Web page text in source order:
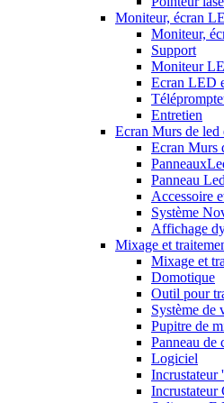
Moniteur, écran
Moniteur,
Support
Moniteur
Ecran LED
Entretien
Ecran Murs de led
Ecran Murs
Panneau
Accessoire
Système
Affichage
Mixage et
Mixage et
Domotique
Outil pour
Système de
Pupitre de
Panneau de
Logiciel
Incrustateur
Incrustateur